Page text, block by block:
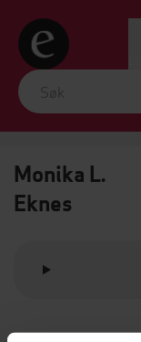
Monika L.
Eknes